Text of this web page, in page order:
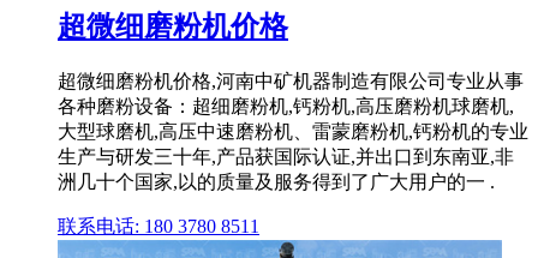
超微细磨粉机价格
超微细磨粉机价格,河南中矿机器制造有限公司专业从事
各种磨粉设备：超细磨粉机,钙粉机,高压磨粉机球磨机,
大型球磨机,高压中速磨粉机、雷蒙磨粉机,钙粉机的专业
生产与研发三十年,产品获国际认证,并出口到东南亚,非
洲几十个国家,以的质量及服务得到了广大用户的一 .
联系电话: 180 3780 8511